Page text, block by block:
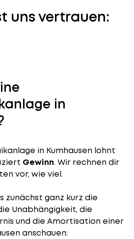
uns vertrauen:
in
in Kumhausen lohnt
Gewinn. Wir rechnen dir
vor, wie viel.
zunächst ganz kurz die
Unabhängigkeit, die
und die Amortisation einer
anschauen: